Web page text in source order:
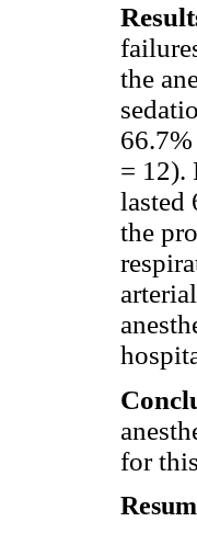
the
= 12).
lasted
the
for